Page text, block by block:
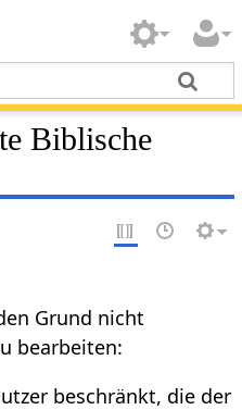
Biblische
Grund nicht
bearbeiten:
beschränkt, die der